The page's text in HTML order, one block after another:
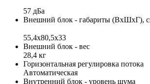
57 дБа
Внешний блок - габариты (ВхШхГ),
55,4x80,5x33
Внешний блок - вес
28,4 кг
Горизонтальная регулировка потока
Автоматическая
Внутренний блок - уровень шума